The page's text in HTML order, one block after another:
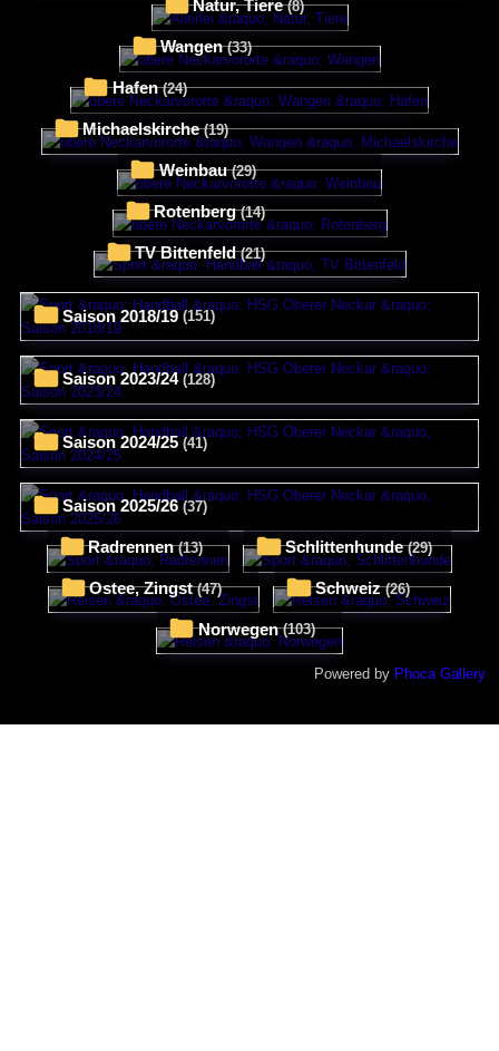
Natur, Tiere (8)
Wangen (33)
Hafen (24)
Michaelskirche (19)
Weinbau (29)
Rotenberg (14)
TV Bittenfeld (21)
Saison 2018/19 (151)
Saison 2023/24 (128)
Saison 2024/25 (41)
Saison 2025/26 (37)
Radrennen (13) Schlittenhunde (29)
Ostee, Zingst (47) Schweiz (26)
Norwegen (103)
Powered by Phoca Gallery